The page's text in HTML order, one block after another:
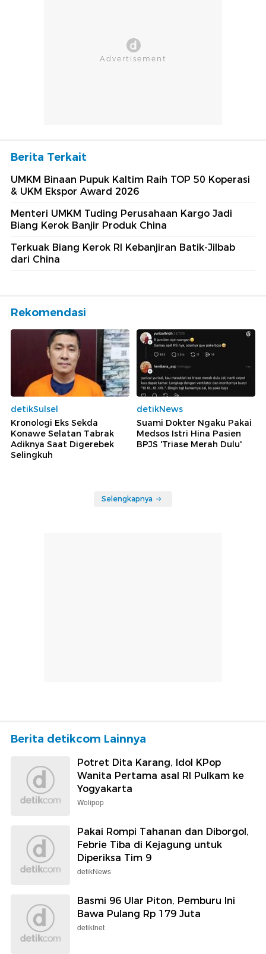
Berita Terkait
UMKM Binaan Pupuk Kaltim Raih TOP 50 Koperasi
& UKM Ekspor Award 2026
Menteri UMKM Tuding Perusahaan Kargo Jadi
Biang Kerok Banjir Produk China
Terkuak Biang Kerok RI Kebanjiran Batik-Jilbab
dari China
Rekomendasi
detikSulsel
Kronologi Eks Sekda
Konawe Selatan Tabrak
Adiknya Saat Digerebek
Selingkuh
detikNews
Suami Dokter Ngaku Pakai
Medsos Istri Hina Pasien
BPJS 'Triase Merah Dulu'
Selengkapnya
Berita detikcom Lainnya
Potret Dita Karang, Idol KPop
Wanita Pertama asal RI Pulkam ke
Yogyakarta
Wolipop
Pakai Rompi Tahanan dan Diborgol,
Febrie Tiba di Kejagung untuk
Diperiksa Tim 9
detikNews
Basmi 96 Ular Piton, Pemburu Ini
Bawa Pulang Rp 179 Juta
detikInet